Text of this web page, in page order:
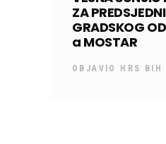
ZA
GRADSKOG
a MOSTAR
OBJAVIO HRS BIH